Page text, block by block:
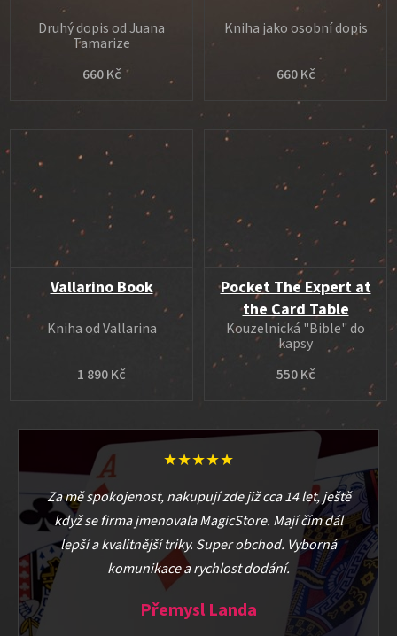
660 Kč
Druhý dopis od Juana
Tamarize
660 Kč
Kniha jako osobní dopis
Vallarino Book
1 890 Kč
Kniha od Vallarina
Pocket The Expert at
the Card Table
550 Kč
Kouzelnická "Bible" do
kapsy
★★★★★
Za mě spokojenost, nakupují zde již cca 14 let, ještě
když se firma jmenovala MagicStore. Mají čím dál
lepší a kvalitnější triky. Super obchod. Vyborná
komunikace a rychlost dodání.
Přemysl Landa